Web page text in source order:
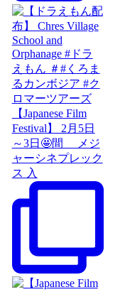
【Japanese Film
Festival】 2月5日
～3日🤩間 メジ
ャーシネプレック
ス 入